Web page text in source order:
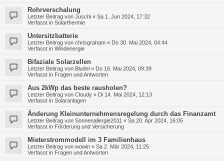
Rohrverschalung
Letzter Beitrag von Juschi « Sa 1. Jun 2024, 17:32
Verfasst in Solarthermie
Untersitzbatterie
Letzter Beitrag von chrisgraham « Do 30. Mai 2024, 04:44
Verfasst in Windenergie
Bifaziale Solarzellen
Letzter Beitrag von Bludel « Do 16. Mai 2024, 09:39
Verfasst in Fragen und Antworten
Aus 2kWp das beste rausholen?
Letzter Beitrag von Cloudy « Di 14. Mai 2024, 12:13
Verfasst in Solaranlagen
Änderung Kleinunternehmensregelung durch das Finanzamt
Letzter Beitrag von Sonnenallergie2011 « Sa 20. Apr 2024, 16:05
Verfasst in Förderung und Versicherung
Mieterstrommodell im 3 Familienhaus
Letzter Beitrag von wowin « Sa 2. Mär 2024, 11:25
Verfasst in Fragen und Antworten